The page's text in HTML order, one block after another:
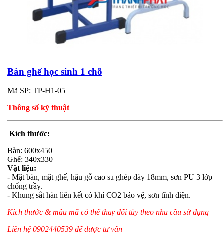
Bàn ghế học sinh 1 chỗ
Mã SP: TP-H1-05
Thông số kỹ thuật
Kích thước:
Bàn: 600x450
Ghế: 340x330
Vật liệu:
- Mặt bàn, mặt ghế, hậu gỗ cao su ghép dày 18mm, sơn PU 3 lớp
chống trầy.
- Khung sắt hàn liên kết có khí CO2 bảo vệ, sơn tĩnh điện.
Kích thước & mẫu mã có thể thay đổi tùy theo nhu cầu sử dụng
Liên hệ 0902440539 để được tư vấn